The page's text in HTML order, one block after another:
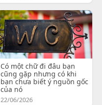
Có một chữ đi đâu bạn
cũng gặp nhưng có khi
bạn chưa biết ý nguồn gốc
của nó
22/06/2026